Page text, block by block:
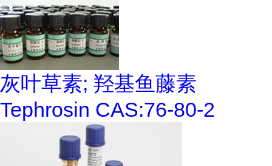
灰叶草素; 羟基鱼藤素
Tephrosin CAS:76-80-2